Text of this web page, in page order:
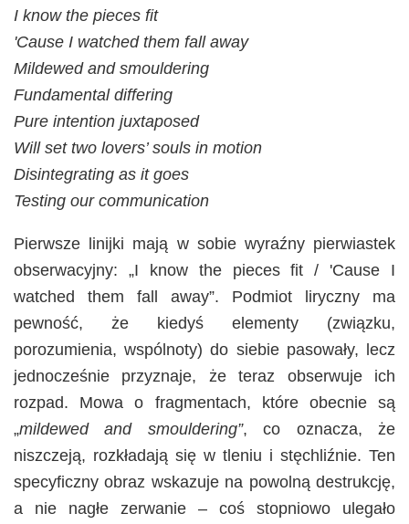
I know the pieces fit
'Cause I watched them fall away
Mildewed and smouldering
Fundamental differing
Pure intention juxtaposed
Will set two lovers’ souls in motion
Disintegrating as it goes
Testing our communication
Pierwsze linijki mają w sobie wyraźny pierwiastek
obserwacyjny: „I know the pieces fit / 'Cause I
watched them fall away”. Podmiot liryczny ma
pewność, że kiedyś elementy (związku,
porozumienia, wspólnoty) do siebie pasowały, lecz
jednocześnie przyznaje, że teraz obserwuje ich
rozpad. Mowa o fragmentach, które obecnie są
„mildewed and smouldering”, co oznacza, że
niszczeją, rozkładają się w tleniu i stęchliźnie. Ten
specyficzny obraz wskazuje na powolną destrukcję,
a nie nagłe zerwanie – coś stopniowo ulegało